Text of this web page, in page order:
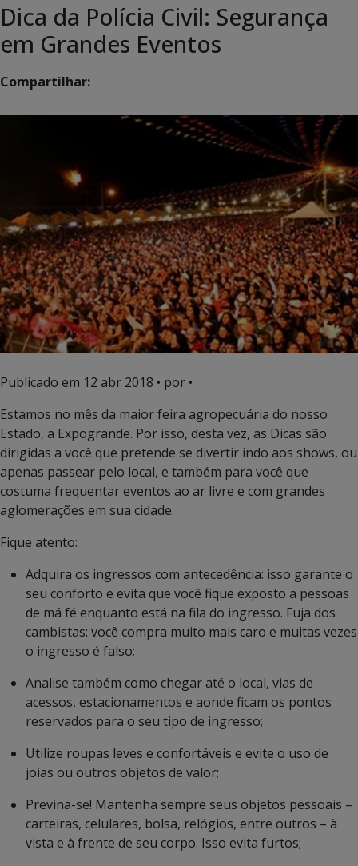
Dica da Polícia Civil: Segurança
em Grandes Eventos
Compartilhar:
Publicado em 12 abr 2018 • por •
Estamos no mês da maior feira agropecuária do nosso
Estado, a Expogrande. Por isso, desta vez, as Dicas são
dirigidas a você que pretende se divertir indo aos shows, ou
apenas passear pelo local, e também para você que
costuma frequentar eventos ao ar livre e com grandes
aglomerações em sua cidade.
Fique atento:
Adquira os ingressos com antecedência: isso garante o
seu conforto e evita que você fique exposto a pessoas
de má fé enquanto está na fila do ingresso. Fuja dos
cambistas: você compra muito mais caro e muitas vezes
o ingresso é falso;
Analise também como chegar até o local, vias de
acessos, estacionamentos e aonde ficam os pontos
reservados para o seu tipo de ingresso;
Utilize roupas leves e confortáveis e evite o uso de
joias ou outros objetos de valor;
Previna-se! Mantenha sempre seus objetos pessoais –
carteiras, celulares, bolsa, relógios, entre outros – à
vista e à frente de seu corpo. Isso evita furtos;